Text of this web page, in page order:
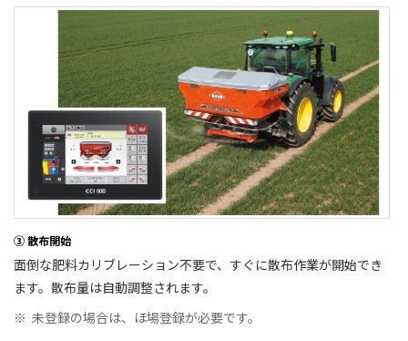
③ 散布開始
面倒な肥料カリブレーション不要で、すぐに散布作業が開始でき
ます。散布量は自動調整されます。
※ 未登録の場合は、ほ場登録が必要です。